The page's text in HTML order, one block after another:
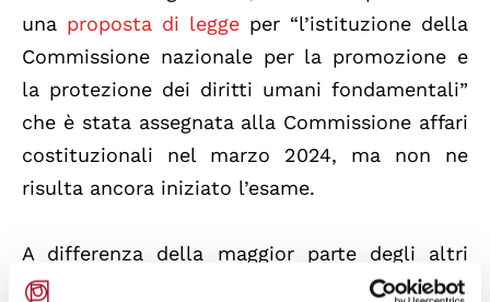
una proposta di legge per “l’istituzione della
Commissione nazionale per la promozione e
la protezione dei diritti umani fondamentali”
che è stata assegnata alla Commissione affari
costituzionali nel marzo 2024, ma non ne
risulta ancora iniziato l’esame.
A differenza della maggior parte degli altri
Paesi Europei, in Italia non si è mai arrivati